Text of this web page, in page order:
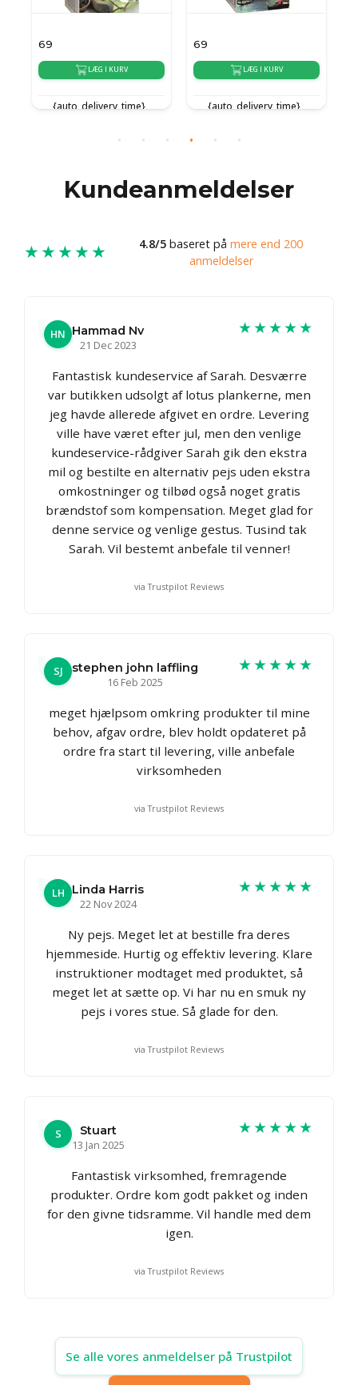
69
LÆG I KURV
{auto_delivery_time}
69
LÆG I KURV
{auto_delivery_time}
Kundeanmeldelser
★★★★★ 4.8/5 baseret på mere end 200
anmeldelser
HN Hammad Nv
21 Dec 2023
★★★★★
Fantastisk kundeservice af Sarah. Desværre
var butikken udsolgt af lotus plankerne, men
jeg havde allerede afgivet en ordre. Levering
ville have været efter jul, men den venlige
kundeservice-rådgiver Sarah gik den ekstra
mil og bestilte en alternativ pejs uden ekstra
omkostninger og tilbød også noget gratis
brændstof som kompensation. Meget glad for
denne service og venlige gestus. Tusind tak
Sarah. Vil bestemt anbefale til venner!
via Trustpilot Reviews
SJ
stephen john laffling
16 Feb 2025
★★★★★
meget hjælpsom omkring produkter til mine
behov, afgav ordre, blev holdt opdateret på
ordre fra start til levering, ville anbefale
virksomheden
via Trustpilot Reviews
LH
Linda Harris
22 Nov 2024
★★★★★
Ny pejs. Meget let at bestille fra deres
hjemmeside. Hurtig og effektiv levering. Klare
instruktioner modtaget med produktet, så
meget let at sætte op. Vi har nu en smuk ny
pejs i vores stue. Så glade for den.
via Trustpilot Reviews
S
Stuart
13 Jan 2025
★★★★★
Fantastisk virksomhed, fremragende
produkter. Ordre kom godt pakket og inden
for den givne tidsramme. Vil handle med dem
igen.
via Trustpilot Reviews
Se alle vores anmeldelser på Trustpilot